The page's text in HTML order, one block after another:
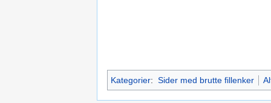
Kategorier: Sider med brutte fillenker